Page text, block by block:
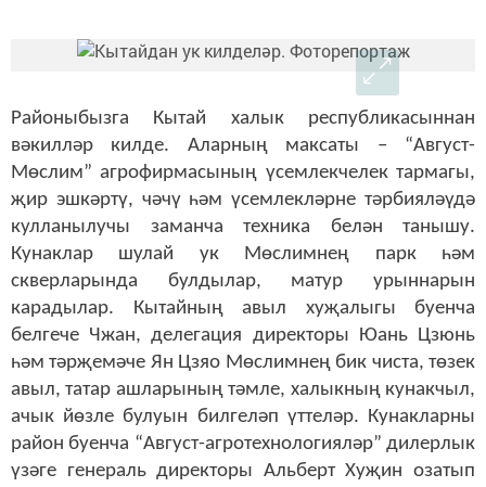
Районыбызга Кытай халык республикасыннан
вәкилләр килде. Аларның максаты – “Август-
Мөслим” агрофирмасының үсемлекчелек тармагы,
җир эшкәртү, чәчү һәм үсемлекләрне тәрбияләүдә
кулланылучы заманча техника белән танышу.
Кунаклар шулай ук Мөслимнең парк һәм
скверларында булдылар, матур урыннарын
карадылар. Кытайның авыл хуҗалыгы буенча
белгече Чжан, делегация директоры Юань Цзюнь
һәм тәрҗемәче Ян Цзяо Мөслимнең бик чиста, төзек
авыл, татар ашларының тәмле, халыкның кунакчыл,
ачык йөзле булуын билгеләп үттеләр. Кунакларны
район буенча “Август-агротехнологияләр” дилерлык
үзәге генераль директоры Альберт Хуҗин озатып